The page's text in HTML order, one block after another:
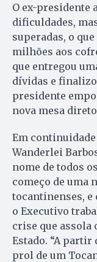
O ex-presidente
dificuldades,
superadas, o
milhões aos
que entregou
dívidas e
presidente
nova mesa
Em
Wanderlei
nome de todos
começo de uma
tocantinenses, e
o Executivo
crise que
Estado. “A
prol de um